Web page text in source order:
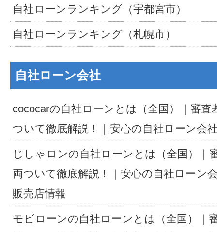
自社ローンランキング（宇都宮市）
自社ローンランキング（札幌市）
自社ローン会社
cococarの自社ローンとは（全国）｜審査
ついて徹底解説！｜安心の自社ローン会
じしゃロンの自社ローンとは（全国）｜
両ついて徹底解説！｜安心の自社ローン
販売店情報
モビローンの自社ローンとは（全国）｜